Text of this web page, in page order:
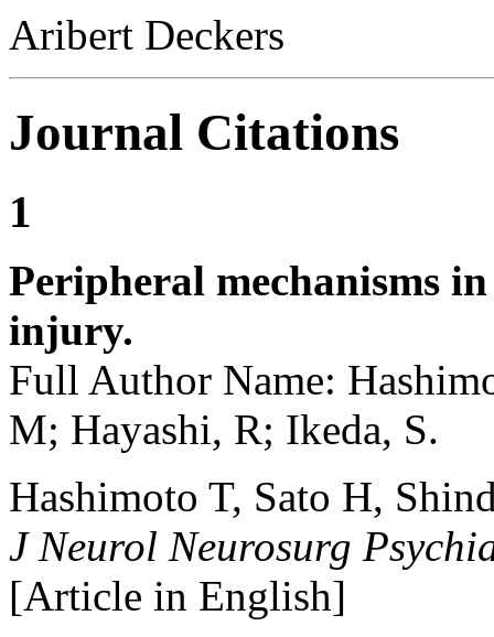
Aribert Deckers
Journal Citations
1
Peripheral mechanisms
injury.
Full Author Name:
M; Hayashi, R; Ikeda, S.
Hashimoto T, Sato H,
J Neurol Neurosurg
[Article in English]